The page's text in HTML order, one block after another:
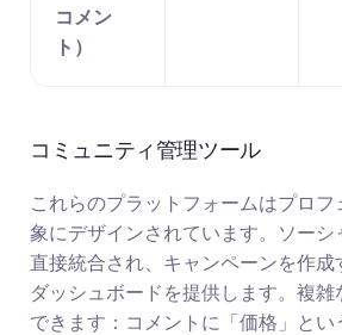
コメン
ト）
コミュニティ管理ツール
これらのプラットフォームはプロ
象にデザインされています。ソーシ
直接統合され、キャンペーンを作成
ダッシュボードを提供します。複
できます：コメントに「価格」とい